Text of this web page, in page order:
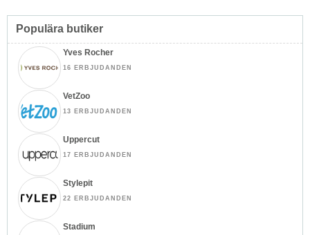
Populära butiker
Yves Rocher
16 ERBJUDANDEN
VetZoo
13 ERBJUDANDEN
Uppercut
17 ERBJUDANDEN
Stylepit
22 ERBJUDANDEN
Stadium